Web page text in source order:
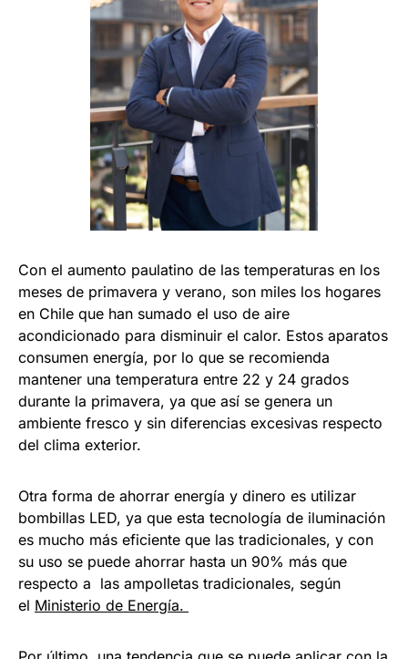
Con el aumento paulatino de las temperaturas en los
meses de primavera y verano, son miles los hogares
en Chile que han sumado el uso de aire
acondicionado para disminuir el calor. Estos aparatos
consumen energía, por lo que se recomienda
mantener una temperatura entre 22 y 24 grados
durante la primavera, ya que así se genera un
ambiente fresco y sin diferencias excesivas respecto
del clima exterior.
Otra forma de ahorrar energía y dinero es utilizar
bombillas LED, ya que esta tecnología de iluminación
es mucho más eficiente que las tradicionales, y con
su uso se puede ahorrar hasta un 90% más que
respecto a las ampolletas tradicionales, según
el Ministerio de Energía.